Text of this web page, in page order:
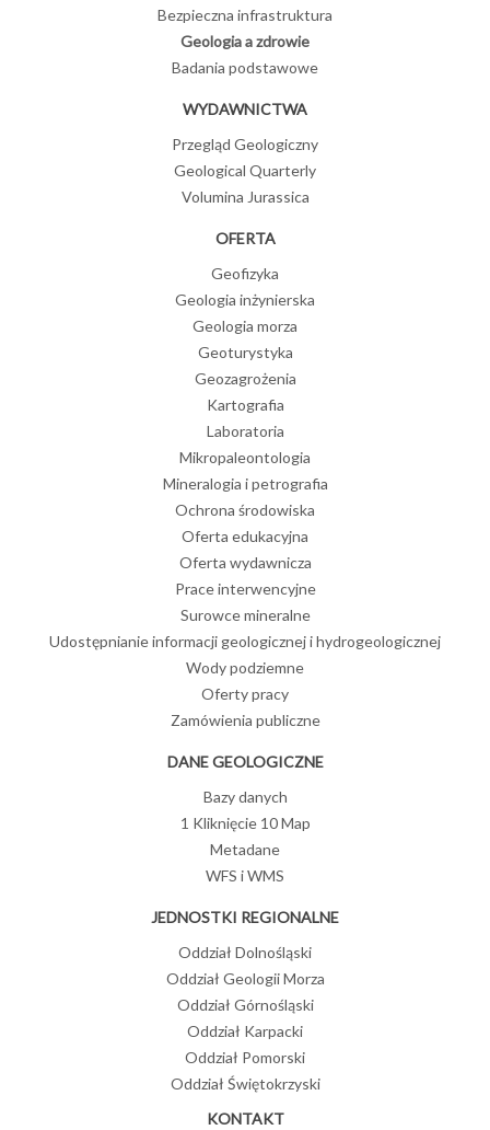
Bezpieczna infrastruktura
Geologia a zdrowie
Badania podstawowe
WYDAWNICTWA
Przegląd Geologiczny
Geological Quarterly
Volumina Jurassica
OFERTA
Geofizyka
Geologia inżynierska
Geologia morza
Geoturystyka
Geozagrożenia
Kartografia
Laboratoria
Mikropaleontologia
Mineralogia i petrografia
Ochrona środowiska
Oferta edukacyjna
Oferta wydawnicza
Prace interwencyjne
Surowce mineralne
Udostępnianie informacji geologicznej i hydrogeologicznej
Wody podziemne
Oferty pracy
Zamówienia publiczne
DANE GEOLOGICZNE
Bazy danych
1 Kliknięcie 10 Map
Metadane
WFS i WMS
JEDNOSTKI REGIONALNE
Oddział Dolnośląski
Oddział Geologii Morza
Oddział Górnośląski
Oddział Karpacki
Oddział Pomorski
Oddział Świętokrzyski
KONTAKT